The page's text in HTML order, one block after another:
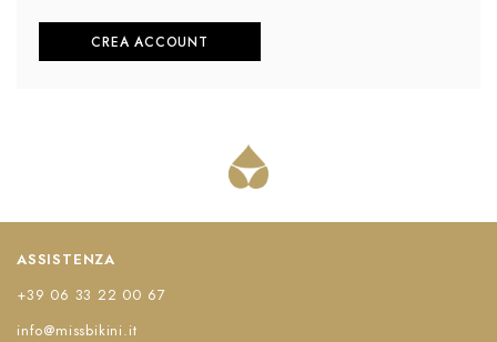
CREA ACCOUNT
ASSISTENZA
+39 06 33 22 00 67
info@missbikini.it